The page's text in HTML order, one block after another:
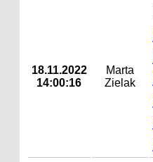
18.11.2022
14:00:16
Marta
Zielak